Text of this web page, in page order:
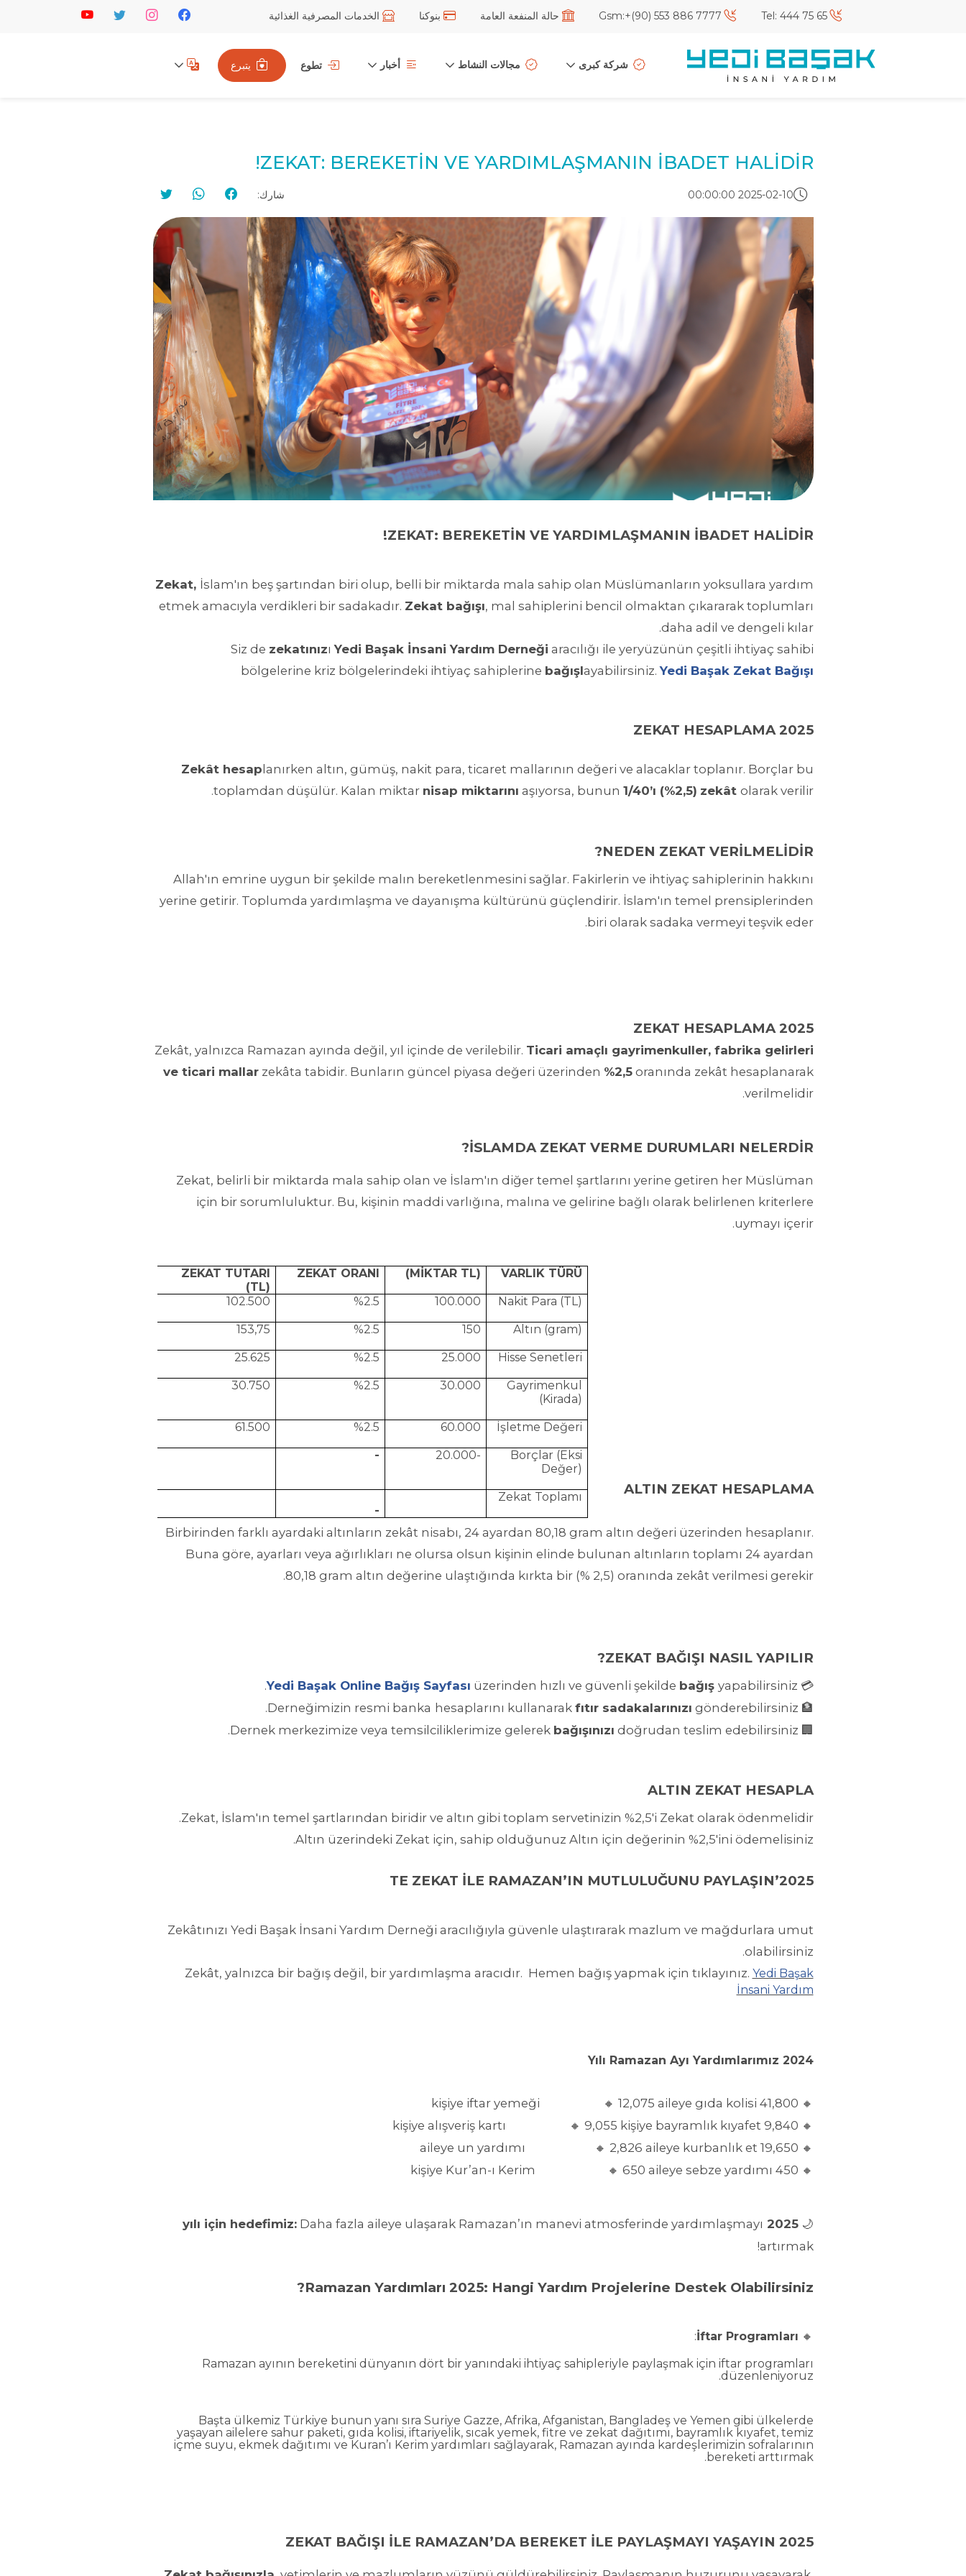
Tel: 444 75 65
Gsm:+(90) 553 886 7777 حالة المنفعة العامة بنوكنا الخدمات المصرفية الغذائية
شركة كبرى مجالات النشاط أخبار تطوع يتبرع
ZEKAT: BEREKETİN VE YARDIMLAŞMANIN İBADET HALİDİR!
2025-02-10 00:00:00 شارك:
ZEKAT: BEREKETİN VE YARDIMLAŞMANIN İBADET HALİDİR!
Zekat, İslam'ın beş şartından biri olup, belli bir miktarda mala sahip olan Müslümanların yoksullara yardım
etmek amacıyla verdikleri bir sadakadır. Zekat bağışı, mal sahiplerini bencil olmaktan çıkararak toplumları
daha adil ve dengeli kılar.
Siz de zekatınızıYedi Başak İnsani Yardım Derneği aracılığı ile yeryüzünün çeşitli ihtiyaç sahibi
bölgelerine kriz bölgelerindeki ihtiyaç sahiplerine bağışlayabilirsiniz.Yedi Başak Zekat Bağışı
ZEKAT HESAPLAMA 2025
Zekât hesaplanırken altın, gümüş, nakit para, ticaret mallarının değeri ve alacaklar toplanır. Borçlar bu
toplamdan düşülür. Kalan miktar nisap miktarını aşıyorsa, bunun 1/40’ı (%2,5) zekât olarak verilir.
NEDEN ZEKAT VERİLMELİDİR?
Allah'ın emrine uygun bir şekilde malın bereketlenmesini sağlar. Fakirlerin ve ihtiyaç sahiplerinin hakkını
yerine getirir. Toplumda yardımlaşma ve dayanışma kültürünü güçlendirir. İslam'ın temel prensiplerinden
biri olarak sadaka vermeyi teşvik eder.
2025 ZEKAT HESAPLAMA
Zekât, yalnızca Ramazan ayında değil, yıl içinde de verilebilir. Ticari amaçlı gayrimenkuller, fabrika gelirleri
ve ticari mallarzekâta tabidir. Bunların güncel piyasa değeri üzerinden %2,5oranında zekât hesaplanarak
verilmelidir.
İSLAMDA ZEKAT VERME DURUMLARI NELERDİR?
Zekat, belirli bir miktarda mala sahip olan ve İslam'ın diğer temel şartlarını yerine getiren her Müslüman
için bir sorumluluktur. Bu, kişinin maddi varlığına, malına ve gelirine bağlı olarak belirlenen kriterlere
uymayı içerir.
VARLIK TÜRÜ
(MİKTAR TL)
ZEKAT ORANI
ZEKAT TUTARI
(TL)
Nakit Para (TL)
100.000
%2.5
102.500
Altın (gram)
150
%2.5
153,75
Hisse Senetleri
25.000
%2.5
25.625
Gayrimenkul
(Kirada)
30.000
%2.5
30.750
İşletme Değeri
60.000
%2.5
61.500
Borçlar (Eksi
Değer)
-20.000
-
Zekat Toplamı
-
ALTIN ZEKAT HESAPLAMA
Birbirinden farklı ayardaki altınların zekât nisabı, 24 ayardan 80,18 gram altın değeri üzerinden hesaplanır.
Buna göre, ayarları veya ağırlıkları ne olursa olsun kişinin elinde bulunan altınların toplamı 24 ayardan
80,18 gram altın değerine ulaştığında kırkta bir (% 2,5) oranında zekât verilmesi gerekir.
ZEKAT BAĞIŞI NASIL YAPILIR?
💳
Yedi Başak Online Bağış Sayfası üzerinden hızlı ve güvenli şekilde bağış yapabilirsiniz.
🏦
hesaplarını kullanarak fıtır sadakalarınızı gönderebilirsiniz.
🏢
bağışınızı doğrudan teslim edebilirsiniz.
ALTIN ZEKAT HESAPLA
Zekat, İslam'ın temel şartlarından biridir ve altın gibi toplam servetinizin %2,5'i Zekat olarak ödenmelidir.
Altın üzerindeki Zekat için, sahip olduğunuz Altın için değerinin %2,5'ini ödemelisiniz.
2025’TE ZEKAT İLE RAMAZAN’IN MUTLULUĞUNU PAYLAŞIN
Zekâtınızı Yedi Başak İnsani Yardım Derneği aracılığıyla güvenle ulaştırarak mazlum ve mağdurlara umut
olabilirsiniz.
Zekât, yalnızca bir bağış değil, bir yardımlaşma aracıdır. Hemen bağış yapmak için tıklayınız. Yedi Başak
İnsani Yardım
2024 Yılı Ramazan Ayı Yardımlarımız
🔸
🔸 12,075 aileye gıda kolisi
🔸
🔸 9,055 kişiye bayramlık kıyafet
🔸
🔸 2,826 aileye kurbanlık et
🔸
🔸 650 aileye sebze yardımı
🌙
2025 yılı için hedefimiz:
Daha fazla aileye ulaşarak Ramazan’ın manevi atmosferinde yardımlaşmayı
artırmak!
Ramazan Yardımları 2025: Hangi Yardım Projelerine Destek Olabilirsiniz?
🔸
İftar Programları
:
Ramazan ayının bereketini dünyanın dört bir yanındaki ihtiyaç sahipleriyle paylaşmak için iftar programları
düzenleniyoruz.
Başta ülkemiz Türkiye bunun yanı sıra Suriye Gazze, Afrika, Afganistan, Bangladeş ve Yemen gibi ülkelerde
yaşayan ailelere sahur paketi, gıda kolisi, iftariyelik, sıcak yemek, fitre ve zekat dağıtımı, bayramlık kıyafet, temiz
içme suyu, ekmek dağıtımı ve Kuran’ı Kerim yardımları sağlayarak, Ramazan ayında kardeşlerimizin sofralarının
bereketi arttırmak.
2025 ZEKAT BAĞIŞI İLE RAMAZAN’DA BEREKET İLE PAYLAŞMAYI YAŞAYIN